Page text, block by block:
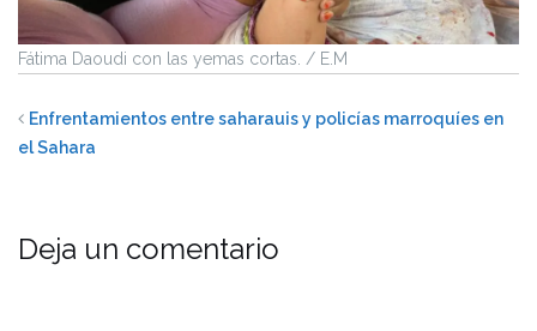
Fátima Daoudi con las yemas cortas. / E.M
Enfrentamientos entre saharauis y policías marroquíes en
el Sahara
Deja un comentario